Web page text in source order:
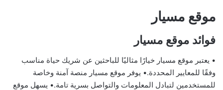
موقع مسيار
فوائد موقع مسيار
• يعتبر موقع مسيار خيارًا مثاليًا للباحثين عن شريك حياة مناسب
وفقًا للمعايير المحددة.• يوفر موقع مسيار منصة آمنة وخاصة
للمستخدمين لتبادل المعلومات والتواصل بسرية تامة.• يسهل موقع